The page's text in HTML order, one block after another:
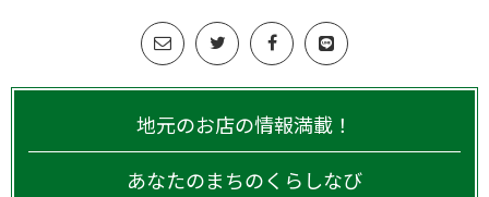
地元のお店の情報満載！
あなたのまちのくらしなび